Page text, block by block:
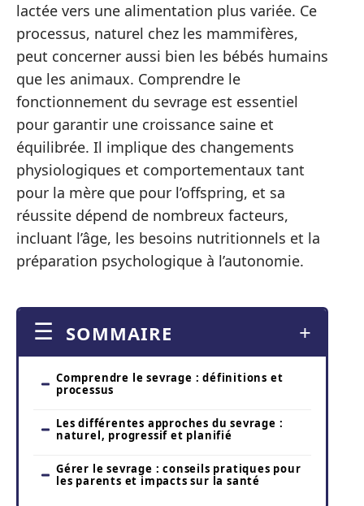
lactée vers une alimentation plus variée. Ce
processus, naturel chez les mammifères,
peut concerner aussi bien les bébés humains
que les animaux. Comprendre le
fonctionnement du sevrage est essentiel
pour garantir une croissance saine et
équilibrée. Il implique des changements
physiologiques et comportementaux tant
pour la mère que pour l’offspring, et sa
réussite dépend de nombreux facteurs,
incluant l’âge, les besoins nutritionnels et la
préparation psychologique à l’autonomie.
SOMMAIRE
Comprendre le sevrage : définitions et
processus
Les différentes approches du sevrage :
naturel, progressif et planifié
Gérer le sevrage : conseils pratiques pour
les parents et impacts sur la santé